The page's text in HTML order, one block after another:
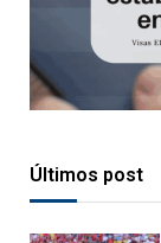
Últimos post